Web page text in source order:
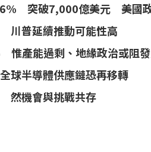
突破7,000億美元 美國
川普延續推動可能性高
惟產能過剩、地緣政治或阻
球半導體供應鏈恐再移轉
然機會與挑戰共存